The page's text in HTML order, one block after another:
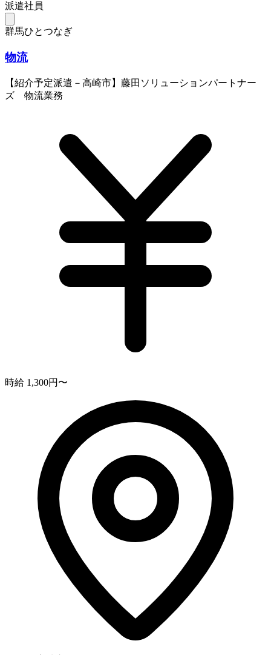
派遣社員
群馬ひとつなぎ
物流
【紹介予定派遣－高崎市】藤田ソリューションパートナー
ズ 物流業務
時給 1,300円〜